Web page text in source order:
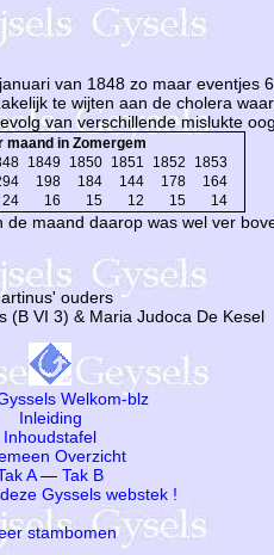
van 1848 zo maar eventjes
te wijten aan de cholera
van verschillende mislukte
maand in Zomergem
1849 1850 1851 1852
1853
198 184 144 178
164
24 16 15 12 15 14
maand daarop was wel ver
ouders
(B VI 3) & Maria Judoca De Kesel
Welkom-blz
Inleiding
Inhoudstafel
Overzicht
A—Tak B
Gyssels webstek !
stambomen